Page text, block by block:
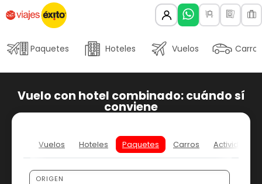
Paquetes Hoteles Vuelos Carros
Vuelo con hotel combinado: cuándo sí
conviene
Vuelos Hoteles Paquetes Carros Actividades
ORIGEN